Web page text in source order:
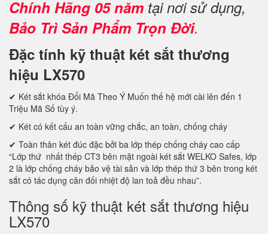
Chính Hãng 05 năm tại nơi sử dụng,
Bảo Trì Sản Phẩm Trọn Đời.
Đặc tính kỹ thuật két sắt thương
hiệu LX570
✔ Két sắt khóa Đổi Mã Theo Ý Muốn thế hệ mới cài lên đến 1
Triệu Mã Số tùy ý.
✔ Két có kết cấu an toàn vững chắc, an toàn, chống cháy
✔ Toàn thân két đúc đặc bởi ba lớp thép chống cháy cao cấp
“Lớp thứ nhất thép CT3 bên mặt ngoài két sắt WELKO Safes, lớp
2 là lớp chống cháy bảo vệ tài sản và lớp thép thứ 3 bên trong két
sắt có tác dụng cân đối nhiệt độ lan toả đều nhau”.
Thông số kỹ thuật két sắt thương hiệu
LX570